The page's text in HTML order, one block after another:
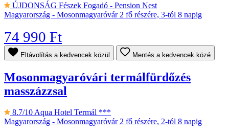
ÚJDONSÁG Fészek Fogadó - Pension Nest
Magyarország - Mosonmagyaróvár 2 fő részére, 3-tól 8 napig
74 990 Ft
Eltávolítás a kedvencek közül Mentés a kedvencek közé
Mosonmagyaróvári termálfürdőzés
masszázzsal
8.7/10Aqua Hotel Termál ***
Magyarország - Mosonmagyaróvár2 fő részére, 2-tól 8 napig